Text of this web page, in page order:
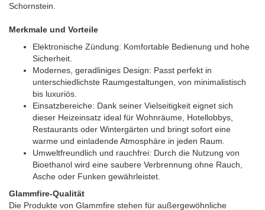
Schornstein.
Merkmale und Vorteile
Elektronische Zündung: Komfortable Bedienung und hohe
Sicherheit.
Modernes, geradliniges Design: Passt perfekt in
unterschiedlichste Raumgestaltungen, von minimalistisch
bis luxuriös.
Einsatzbereiche: Dank seiner Vielseitigkeit eignet sich
dieser Heizeinsatz ideal für Wohnräume, Hotellobbys,
Restaurants oder Wintergärten und bringt sofort eine
warme und einladende Atmosphäre in jeden Raum.
Umweltfreundlich und rauchfrei: Durch die Nutzung von
Bioethanol wird eine saubere Verbrennung ohne Rauch,
Asche oder Funken gewährleistet.
Glammfire-Qualität
Die Produkte von Glammfire stehen für außergewöhnliche